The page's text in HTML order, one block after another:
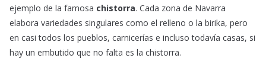
ejemplo de la famosa chistorra. Cada zona de Navarra
elabora variedades singulares como el relleno o la birika, pero
en casi todos los pueblos, carnicerías e incluso todavía casas, si
hay un embutido que no falta es la chistorra.